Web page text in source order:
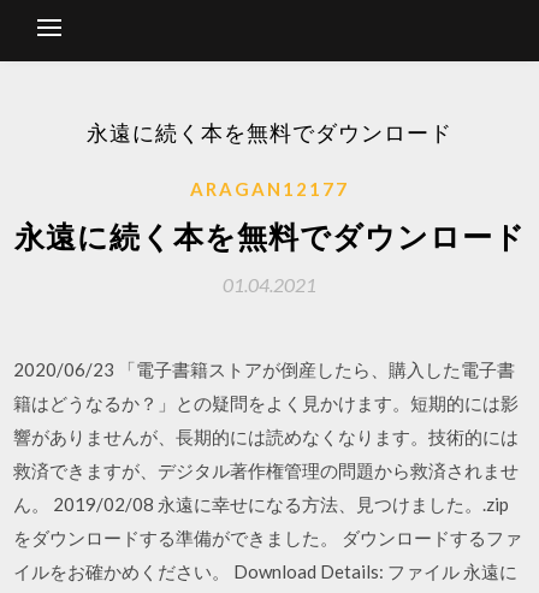
永遠に続く本を無料でダウンロード
ARAGAN12177
永遠に続く本を無料でダウンロード
01.04.2021
2020/06/23 「電子書籍ストアが倒産したら、購入した電子書
籍はどうなるか？」との疑問をよく見かけます。短期的には影
響がありませんが、長期的には読めなくなります。技術的には
救済できますが、デジタル著作権管理の問題から救済されませ
ん。 2019/02/08 永遠に幸せになる方法、見つけました。.zip
をダウンロードする準備ができました。 ダウンロードするファ
イルをお確かめください。 Download Details: ファイル 永遠に